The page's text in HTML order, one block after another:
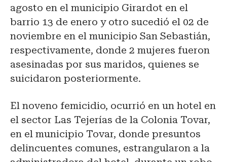
agosto en el municipio Girardot en el
barrio 13 de enero y otro sucedió el 02 de
noviembre en el municipio San Sebastián,
respectivamente, donde 2 mujeres fueron
asesinadas por sus maridos, quienes se
suicidaron posteriormente.
El noveno femicidio, ocurrió en un hotel en
el sector Las Tejerías de la Colonia Tovar,
en el municipio Tovar, donde presuntos
delincuentes comunes, estrangularon a la